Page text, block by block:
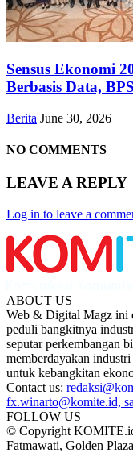
Sensus Ekonomi
Berbasis Data,
Berita June 30, 2026
NO COMMENTS
LEAVE A REPLY
Log in to leave a
ABOUT US
Web & Digital Magz ini
peduli bangkitnya
seputar perkembangan
memberdayakan
untuk kebangkitan
Contact us:
fx.winarto@komite.id,
FOLLOW US
© Copyright KOMITE.id
Fatmawati, Golden